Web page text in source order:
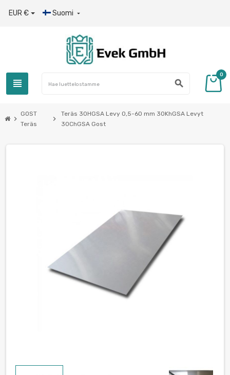
EUR € Suomi 
view_headline search
0
chevron_right
GOST
Teräs
chevron_right
Teräs 30HGSA Levy 0,5-60 mm 30KhGSA Levyt
30ChGSA Gost